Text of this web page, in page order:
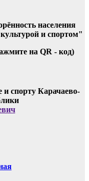
населения
и спортом"
на QR - код)